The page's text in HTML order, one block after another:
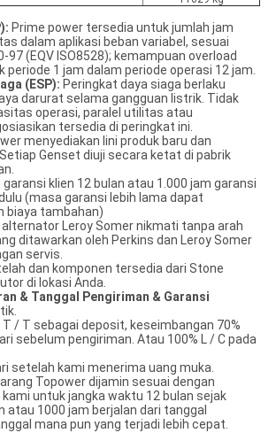
Prime power tersedia untuk jumlah jam
dalam aplikasi beban variabel, sesuai
97 (EQV ISO8528); kemampuan overload
periode 1 jam dalam periode operasi 12 jam.
(ESP): Peringkat daya siaga berlaku
darurat selama gangguan listrik. Tidak
operasi, paralel utilitas atau
tersedia di peringkat ini.
menyediakan lini produk baru dan
Genset diuji secara ketat di pabrik
klien 12 bulan atau 1.000 jam garansi
(masa garansi lebih lama dapat
biaya tambahan)
alternator Leroy Somer nikmati tanpa arah
ditawarkan oleh Perkins dan Leroy Somer
servis.
dan komponen tersedia dari Stone
di lokasi Anda.
& Tanggal Pengiriman & Garansi
T / T sebagai deposit, keseimbangan 70%
sebelum pengiriman. Atau 100% L / C pada
setelah kami menerima uang muka.
Topower dijamin sesuai dengan
untuk jangka waktu 12 bulan sejak
atau 1000 jam berjalan dari tanggal
mana pun yang terjadi lebih cepat.